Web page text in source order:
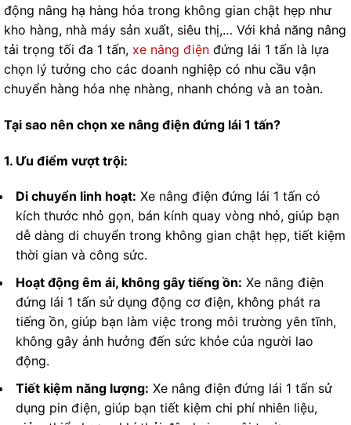
động nâng hạ hàng hóa trong không gian chật hẹp như
kho hàng, nhà máy sản xuất, siêu thị,… Với khả năng nâng
tải trọng tối đa 1 tấn, xe nâng điện đứng lái 1 tấn là lựa
chọn lý tưởng cho các doanh nghiệp có nhu cầu vận
chuyển hàng hóa nhẹ nhàng, nhanh chóng và an toàn.
Tại sao nên chọn xe nâng điện đứng lái 1 tấn?
1. Ưu điểm vượt trội:
Di chuyển linh hoạt: Xe nâng điện đứng lái 1 tấn có
kích thước nhỏ gọn, bán kính quay vòng nhỏ, giúp bạn
dễ dàng di chuyển trong không gian chật hẹp, tiết kiệm
thời gian và công sức.
Hoạt động êm ái, không gây tiếng ồn: Xe nâng điện
đứng lái 1 tấn sử dụng động cơ điện, không phát ra
tiếng ồn, giúp bạn làm việc trong môi trường yên tĩnh,
không gây ảnh hưởng đến sức khỏe của người lao
động.
Tiết kiệm năng lượng: Xe nâng điện đứng lái 1 tấn sử
dụng pin điện, giúp bạn tiết kiệm chi phí nhiên liệu,